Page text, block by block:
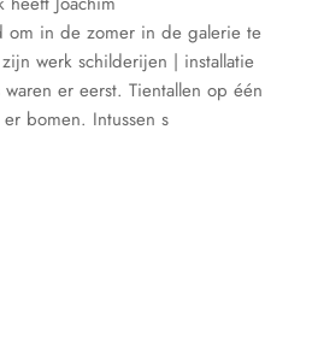
om in de zomer in de galerie te
werk schilderijen | installatie
waren er eerst. Tientallen op één
bomen. Intussen s